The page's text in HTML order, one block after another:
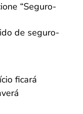
“Seguro-
de seguro-
ficará